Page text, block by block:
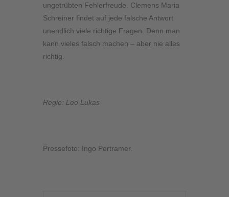
ungetrübten Fehlerfreude. Clemens Maria
Schreiner findet auf jede falsche Antwort
unendlich viele richtige Fragen. Denn man
kann vieles falsch machen – aber nie alles
richtig.
Regie: Leo Lukas
Pressefoto: Ingo Pertramer.